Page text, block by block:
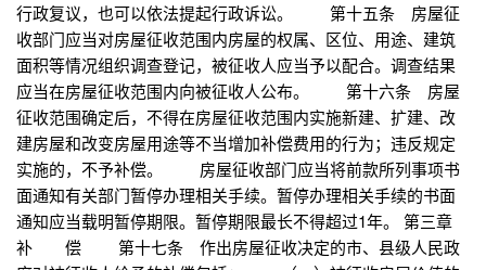
行政复议，也可以依法提起行政诉讼。 第十五条 房屋征
收部门应当对房屋征收范围内房屋的权属、区位、用途、建筑
面积等情况组织调查登记，被征收人应当予以配合。调查结果
应当在房屋征收范围内向被征收人公布。 第十六条 房屋
征收范围确定后，不得在房屋征收范围内实施新建、扩建、改
建房屋和改变房屋用途等不当增加补偿费用的行为；违反规定
实施的，不予补偿。 房屋征收部门应当将前款所列事项书
面通知有关部门暂停办理相关手续。暂停办理相关手续的书面
通知应当载明暂停期限。暂停期限最长不得超过1年。 第三章
补 偿 第十七条 作出房屋征收决定的市、县级人民政